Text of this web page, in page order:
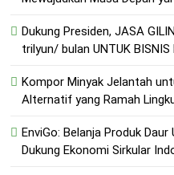
Dukung Presiden, JASA
trilyun/ bulan UNTUK BISNIS
Kompor Minyak Jelantah
Alternatif yang Ramah
EnviGo: Belanja Produk
Dukung Ekonomi Sirkular